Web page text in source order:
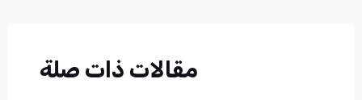
مقالات ذات صلة